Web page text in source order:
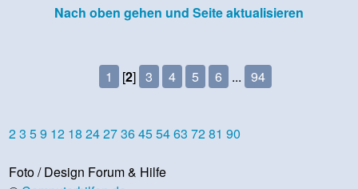
Nach oben gehen und Seite aktualisieren
1 [2] 3 4 5 6 ... 94
23 59 12 18 242736455463 7281 90
Foto / Design Forum & Hilfe